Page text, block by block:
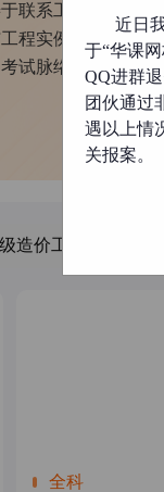
联系工程现场实
程实例解决学员
试脉络分明，重理
造价工程师
全科
近日
于“华课
QQ进群
团伙通过
遇以上情
关报案。